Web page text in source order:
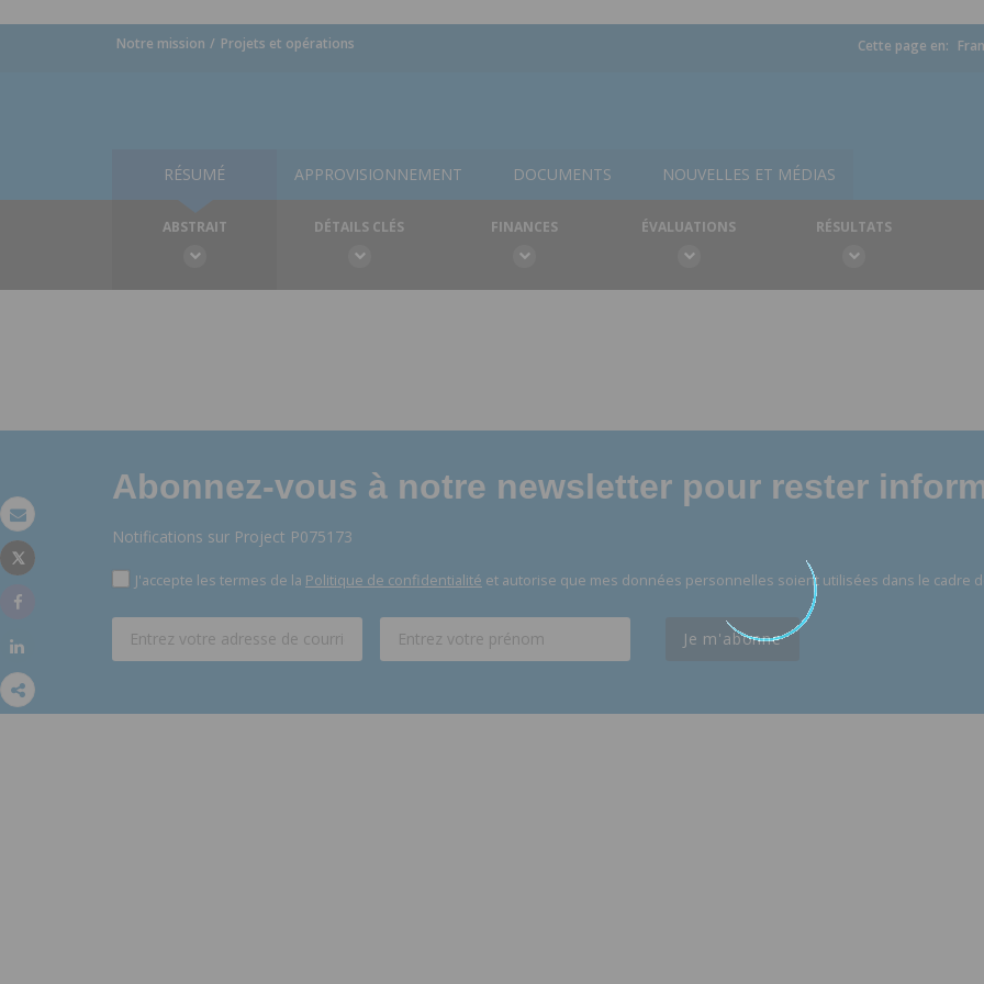
Email
Imprimer
Tweet
Notre mission Projets et opérations Cette page en:
RÉSUMÉ APPROVISIONNEMENT DOCUMENTS NOUVELLES ET MÉDIAS
ABSTRAIT DÉTAILS CLÉS FINANCES ÉVALUATIONS RÉSULTATS
Abonnez-vous à notre newsletter pour rester
Notifications sur Project P075173
J'accepte les termes de la Politique de confidentialité et autorise que mes données personnelles soient utilisées dans le cadre
Je m'abonne